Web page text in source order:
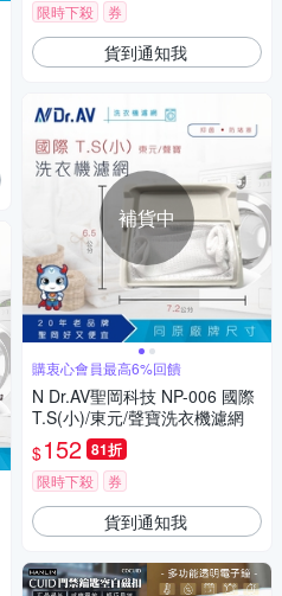
限時下殺 券
貨到通知我
補貨中
購衷心會員最高6%回饋
N Dr.AV聖岡科技 NP-006 國際
T.S(小)/東元/聲寶洗衣機濾網
$152 81折
限時下殺 券
貨到通知我